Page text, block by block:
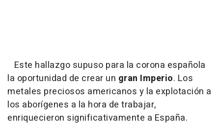
Este hallazgo supuso para la corona española
la oportunidad de crear un gran Imperio. Los
metales preciosos americanos y la explotación a
los aborígenes a la hora de trabajar,
enriquecieron significativamente a España.